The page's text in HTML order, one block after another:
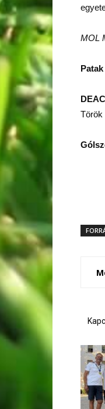
MOL
Török